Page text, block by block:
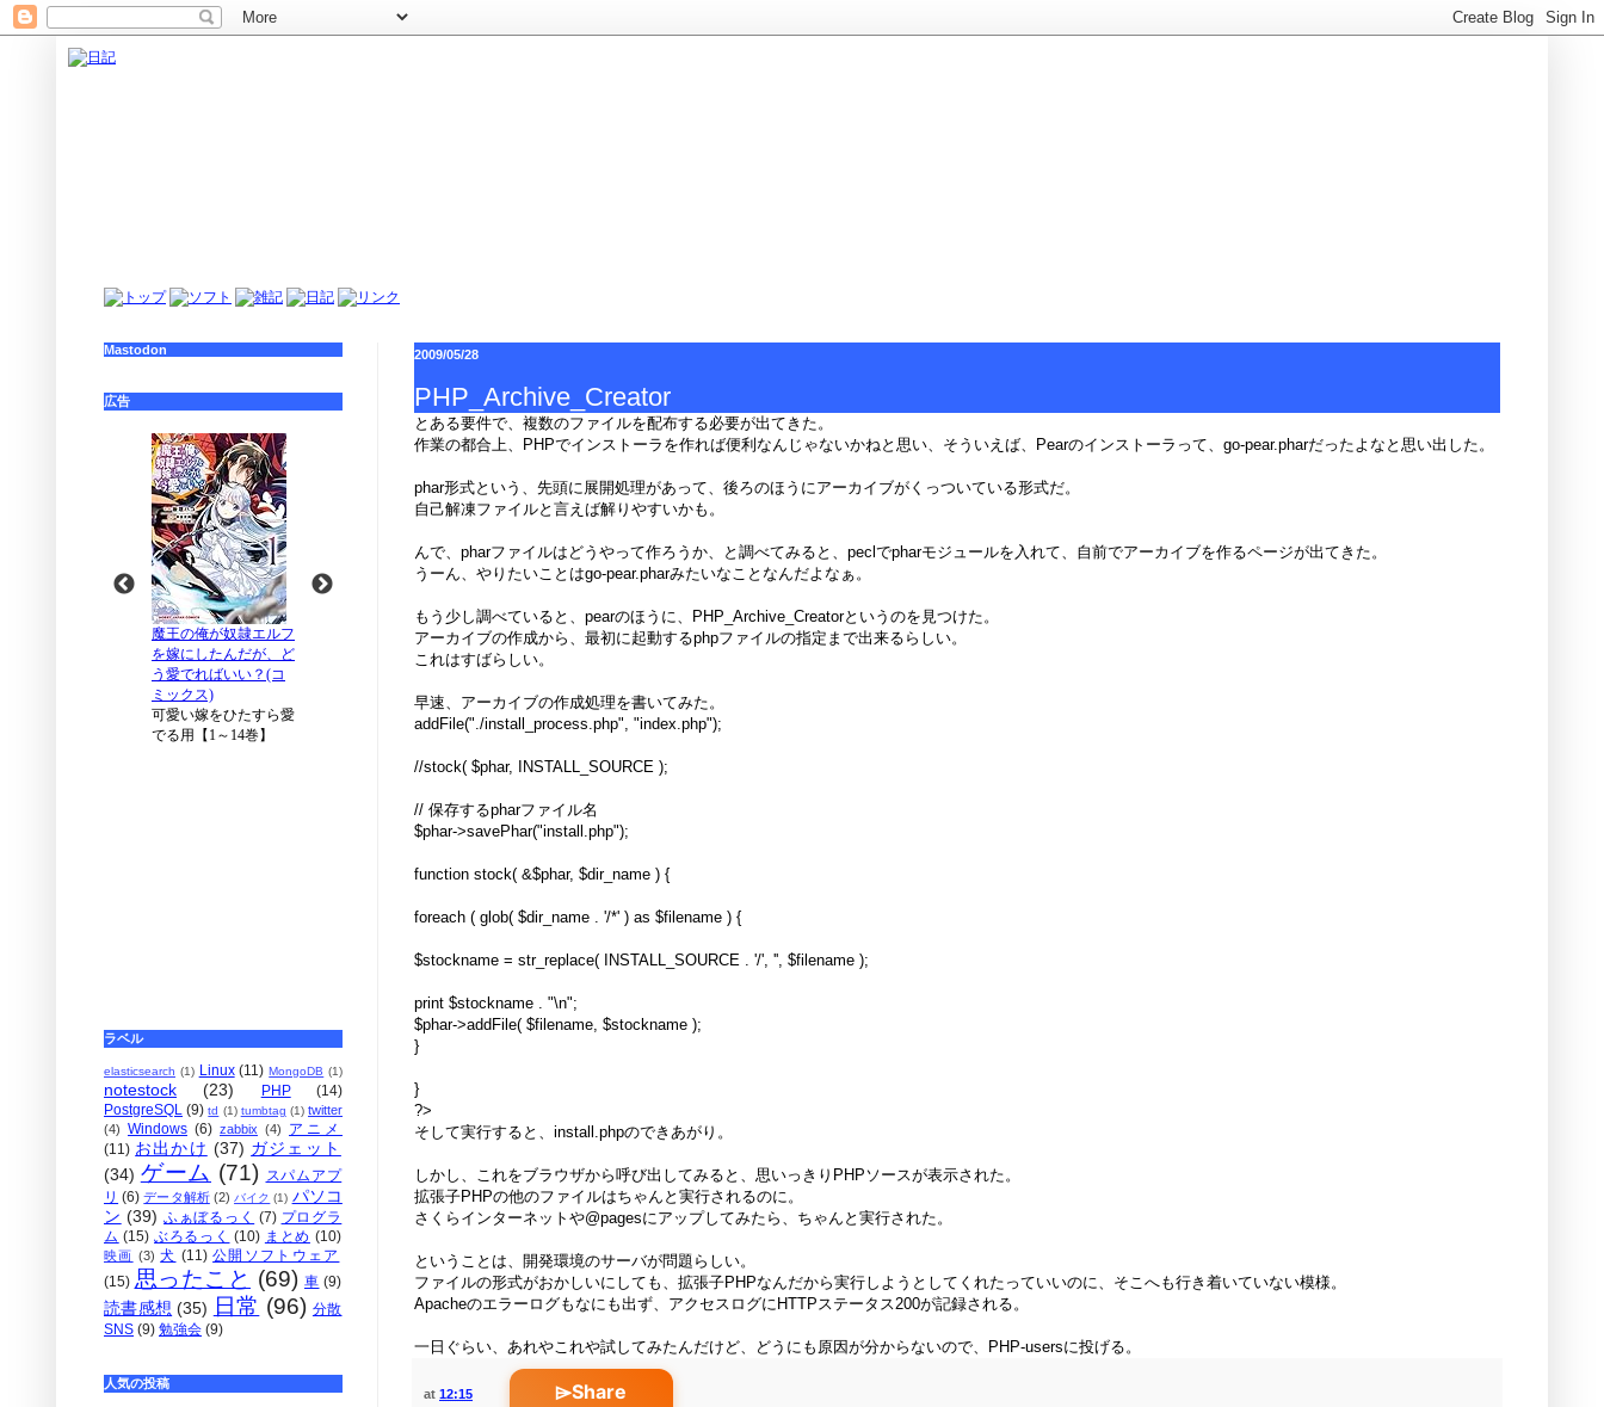
2009/05/28
PHP_Archive_Creator
とある要件で、複数のファイルを配布する必要が出てきた。
作業の都合上、PHPでインストーラを作れば便利なんじゃないかねと思い、そういえば、Pearのインストーラって、go-pear.pharだったよなと思い出した。
phar形式という、先頭に展開処理があって、後ろのほうにアーカイブがくっついている形式だ。
自己解凍ファイルと言えば解りやすいかも。
んで、pharファイルはどうやって作ろうか、と調べてみると、peclでpharモジュールを入れて、自前でアーカイブを作るページが出てきた。
うーん、やりたいことはgo-pear.pharみたいなことなんだよなぁ。
もう少し調べていると、pearのほうに、PHP_Archive_Creatorというのを見つけた。
アーカイブの作成から、最初に起動するphpファイルの指定まで出来るらしい。
これはすばらしい。
早速、アーカイブの作成処理を書いてみた。
addFile("./install_process.php", "index.php");
//stock( $phar, INSTALL_SOURCE );
// 保存するpharファイル名
$phar->savePhar("install.php");
function stock( &$phar, $dir_name ) {
foreach ( glob( $dir_name . '/*' ) as $filename ) {
$stockname = str_replace( INSTALL_SOURCE . '/', '', $filename );
print $stockname . "\n";
$phar->addFile( $filename, $stockname );
}
}
?>
そして実行すると、install.phpのできあがり。
しかし、これをブラウザから呼び出してみると、思いっきりPHPソースが表示された。
拡張子PHPの他のファイルはちゃんと実行されるのに。
さくらインターネットや@pagesにアップしてみたら、ちゃんと実行された。
ということは、開発環境のサーバが問題らしい。
ファイルの形式がおかしいにしても、拡張子PHPなんだから実行しようとしてくれたっていいのに、そこへも行き着いていない模様。
Apacheのエラーログもなにも出ず、アクセスログにHTTPステータス200が記録される。
一日ぐらい、あれやこれや試してみたんだけど、どうにも原因が分からないので、PHP-usersに投げる。
at 12:15 ⌲Share
Mastodon
広告
ラベル
elasticsearch (1) Linux (11) MongoDB (1)
notestock (23) PHP
(14)
PostgreSQL (9) td (1) tumbtag (1) twitter
(4) Windows (6) zabbix (4)
アニメ
(11) お出かけ (37) ガジェット
(34) ゲーム (71) スパムアプ
リ (6) データ解析 (2) バイク (1) パソコ
ン (39) ふぁぼるっく (7) プログラ
ム (15) ぶろるっく (10) まとめ (10)
映画 (3) 犬 (11) 公開ソフトウェア
(15) 思ったこと (69) 車 (9)
読書感想 (35) 日常 (96) 分散
SNS (9) 勉強会 (9)
人気の投稿